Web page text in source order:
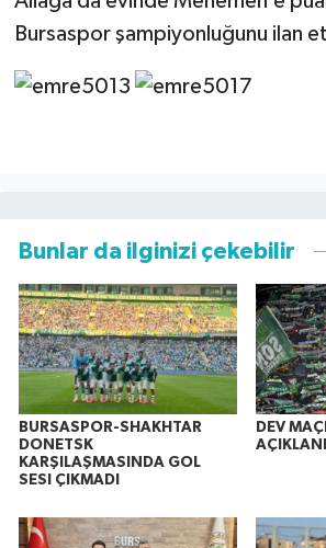
Bursaspor şampiyonluğunu ilan
Bunlar da ilginizi çekebilir
BURSASPOR-SHAKHTAR
DONETSK
KARŞILAŞMASINDA GOL
SESI ÇIKMADI
DEV